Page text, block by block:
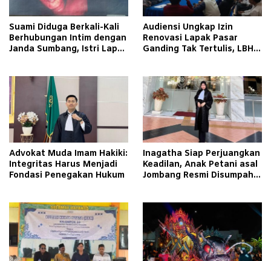
Suami Diduga Berkali-Kali
Berhubungan Intim dengan
Janda Sumbang, Istri Lapor
Audiensi Ungkap Izin
Renovasi Lapak Pasar
Ganding Tak Tertulis, LBH
Advokat Muda Imam Hakiki:
Integritas Harus Menjadi
Fondasi Penegakan Hukum
Inagatha Siap Perjuangkan
Keadilan, Anak Petani asal
Jombang Resmi Disumpah